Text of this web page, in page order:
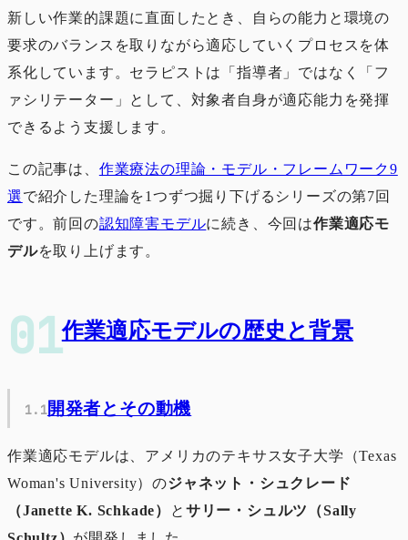
新しい作業的課題に直面したとき、自らの能力と環境の
要求のバランスを取りながら適応していくプロセスを体
系化しています。セラピストは「指導者」ではなく「フ
ァシリテーター」として、対象者自身が適応能力を発揮
できるよう支援します。
この記事は、 作業療法の理論・モデル・フレームワーク9
選で紹介した理論を1つずつ掘り下げるシリーズの第7回
です。前回の認知障害モデルに続き、今回は作業適応モ
デルを取り上げます。
作業適応モデルの歴史と背景
開発者とその動機
作業適応モデルは、アメリカのテキサス女子大学（Texas
Woman's University）のジャネット・シュクレード
（Janette K. Schkade）
と サリー・シュルツ（Sally